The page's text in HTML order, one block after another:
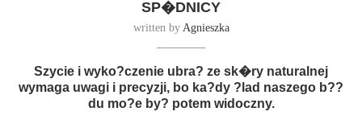
SP�DNICY
written by Agnieszka
Szycie i wyko?czenie ubra? ze sk�ry naturalnej
wymaga uwagi i precyzji, bo ka?dy ?lad naszego b??
du mo?e by? potem widoczny.